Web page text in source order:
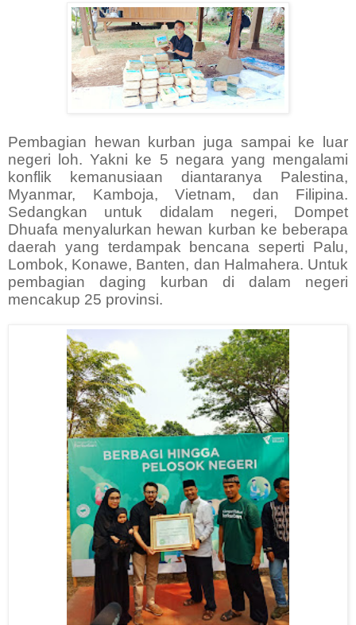
Pembagian hewan kurban juga sampai ke luar
negeri loh. Yakni ke 5 negara yang mengalami
konflik kemanusiaan diantaranya Palestina,
Myanmar, Kamboja, Vietnam, dan Filipina.
Sedangkan untuk didalam negeri, Dompet
Dhuafa menyalurkan hewan kurban ke beberapa
daerah yang terdampak bencana seperti Palu,
Lombok, Konawe, Banten, dan Halmahera. Untuk
pembagian daging kurban di dalam negeri
mencakup 25 provinsi.